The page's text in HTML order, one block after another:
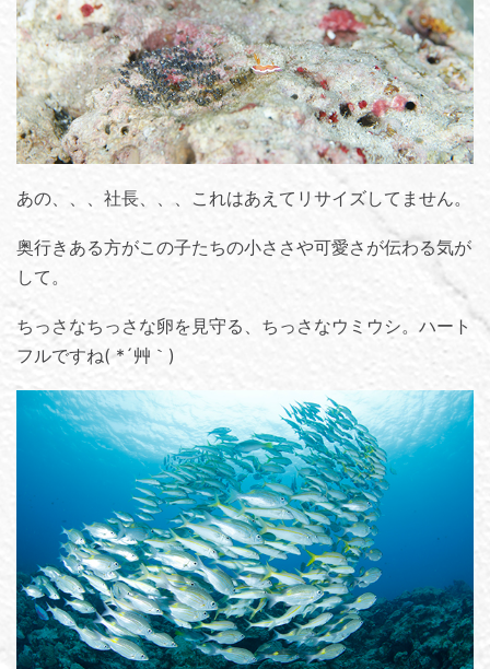
あの、、、社長、、、これはあえてリサイズしてません。
奥行きある方がこの子たちの小ささや可愛さが伝わる気が
して。
ちっさなちっさな卵を見守る、ちっさなウミウシ。ハート
フルですね( *´艸｀)